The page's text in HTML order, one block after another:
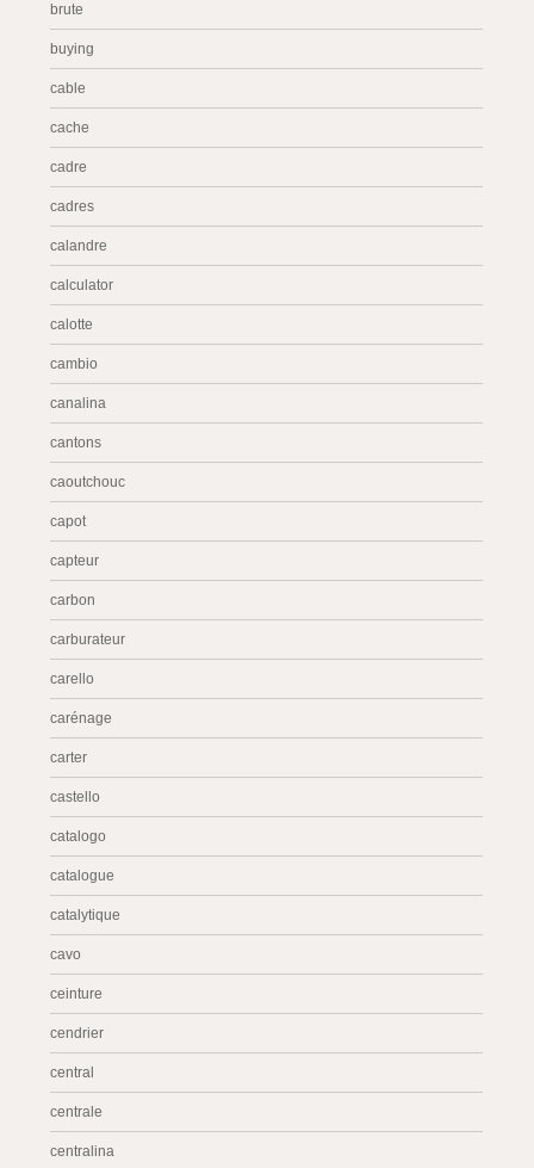
brute
buying
cable
cache
cadre
cadres
calandre
calculator
calotte
cambio
canalina
cantons
caoutchouc
capot
capteur
carbon
carburateur
carello
carénage
carter
castello
catalogo
catalogue
catalytique
cavo
ceinture
cendrier
central
centrale
centralina